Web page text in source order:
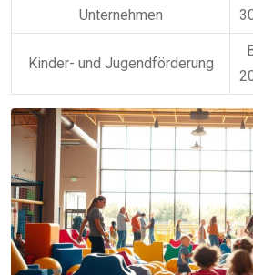
Unternehmen
Kinder- und Jugendförderung